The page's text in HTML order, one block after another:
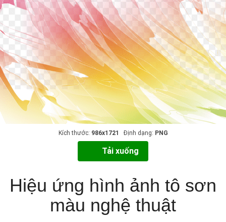
Kích thước: 986x1721 Định dạng: PNG
Tải xuống
Hiệu ứng hình ảnh tô sơn
màu nghệ thuật